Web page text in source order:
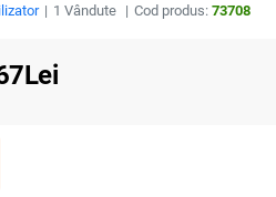
1 Vândute Cod produs: 73708
Lei